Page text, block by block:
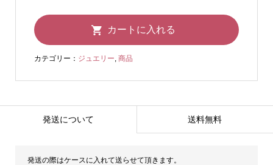
カテゴリー： ジュエリー, 商品
発送について 送料無料
発送の際はケースに入れて送らせて頂きます。